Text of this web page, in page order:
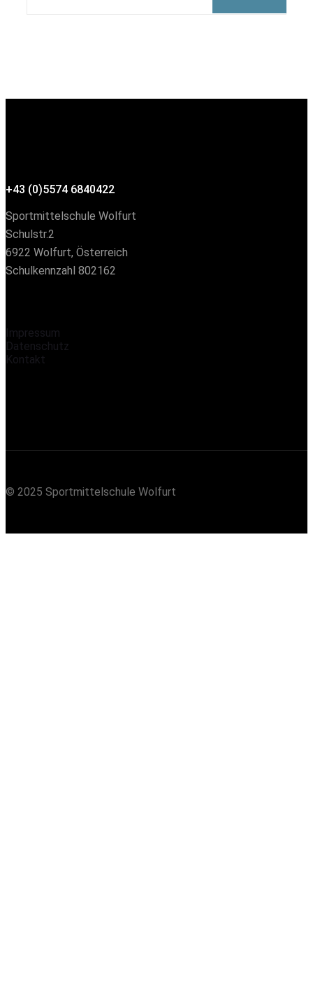
+43 (0)5574 6840422
Sportmittelschule Wolfurt
Schulstr.2
6922 Wolfurt, Österreich
Schulkennzahl 802162
Impressum
Datenschutz
Kontakt
© 2025 Sportmittelschule Wolfurt